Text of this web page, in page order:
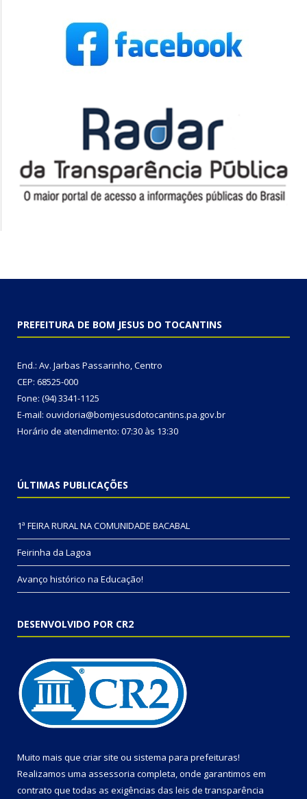
PREFEITURA DE BOM JESUS DO TOCANTINS
End.: Av. Jarbas Passarinho, Centro
CEP: 68525-000
Fone: (94) 3341-1125
E-mail: ouvidoria@bomjesusdotocantins.pa.gov.br
Horário de atendimento: 07:30 às 13:30
ÚLTIMAS PUBLICAÇÕES
1ª FEIRA RURAL NA COMUNIDADE BACABAL
Feirinha da Lagoa
Avanço histórico na Educação!
DESENVOLVIDO POR CR2
Muito mais que criar site ou sistema para prefeituras!
Realizamos uma assessoria completa, onde garantimos em
contrato que todas as exigências das leis de transparência